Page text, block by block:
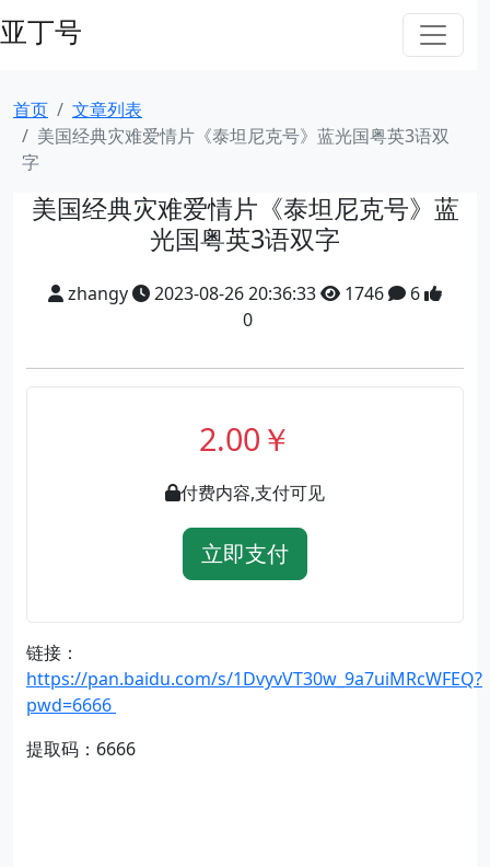
亚丁号
首页
文章列表
美国经典灾难爱情片《泰坦尼克号》蓝光国粤英3语双
字
美国经典灾难爱情片《泰坦尼克号》蓝
光国粤英3语双字
zhangy 2023-08-26 20:36:33 1746
6
0
2.00￥
付费内容,支付可见
立即支付
链接：
https://pan.baidu.com/s/1DvyvVT30w_9a7uiMRcWFEQ?
pwd=6666
提取码：6666